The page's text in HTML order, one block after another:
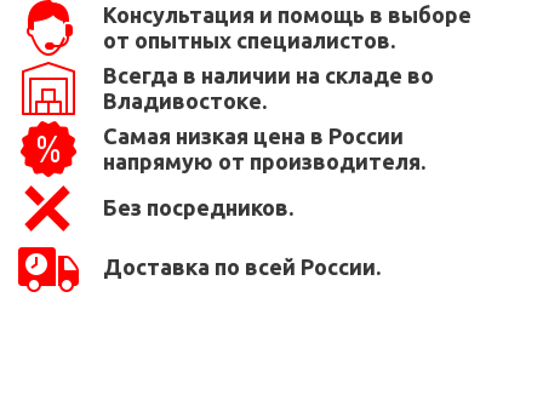
Консультация и помощь в выборе
от опытных специалистов.
Всегда в наличии на складе во
Владивостоке.
Самая низкая цена в России
напрямую от производителя.
Без посредников.
Доставка по всей России.